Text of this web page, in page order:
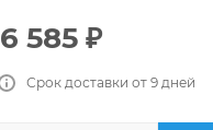
6 585₽
Срок доставки от 9 дней